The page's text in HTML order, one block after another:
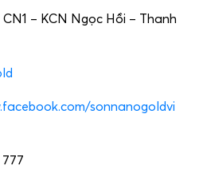
CN1 – KCN Ngọc Hồi – Thanh
sonnanogoldvi